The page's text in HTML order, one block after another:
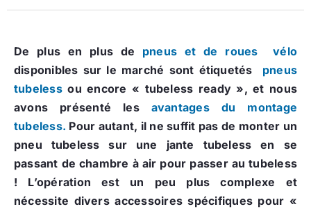
De plus en plus de pneus et de roues vélo
disponibles sur le marché sont étiquetés pneus
tubelessou encore « tubeless ready », et nous
avons présenté les avantages du montage
tubeless. Pour autant, il ne suffit pas de monter un
pneu tubeless sur une jante tubeless en se
passant de chambre à air pour passer au tubeless
! L’opération est un peu plus complexe et
nécessite divers accessoires spécifiques pour «